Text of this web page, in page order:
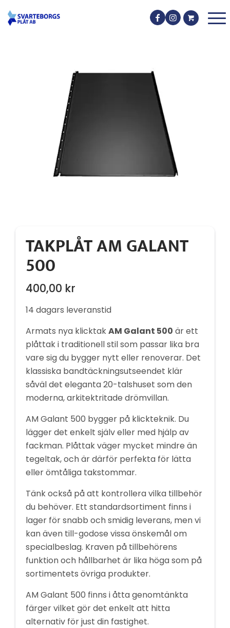
TAKPLÅT AM GALANT
500
400,00 kr
14 dagars leveranstid
Armats nya klicktakAM Galant 500 är ett
plåttak i traditionell stil som passar lika bra
vare sig du bygger nytt eller renoverar. Det
klassiska bandtäckningsutseendet klär
såväl det eleganta 20-talshuset som den
moderna, arkitektritade drömvillan.
AM Galant 500 bygger på klickteknik. Du
lägger det enkelt själv eller med hjälp av
fackman. Plåttak väger mycket mindre än
tegeltak, och är därför perfekta för lätta
eller ömtåliga takstommar.
Tänk också på att kontrollera vilka tillbehör
du behöver. Ett standardsortiment finns i
lager för snabb och smidig leverans, men vi
kan även till-godose vissa önskemål om
specialbeslag. Kraven på tillbehörens
funktion och hållbarhet är lika höga som på
sortimentets övriga produkter.
AM Galant 500 finns i åtta genomtänkta
färger vilket gör det enkelt att hitta
alternativ för just din fastighet.